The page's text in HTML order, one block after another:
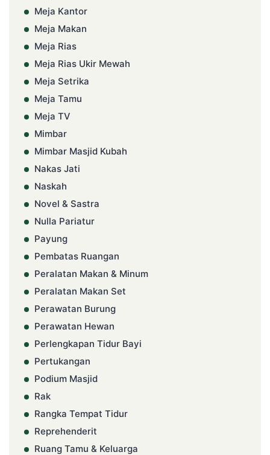
Meja Kantor
Meja Makan
Meja Rias
Meja Rias Ukir Mewah
Meja Setrika
Meja Tamu
Meja TV
Mimbar
Mimbar Masjid Kubah
Nakas Jati
Naskah
Novel & Sastra
Nulla Pariatur
Payung
Pembatas Ruangan
Peralatan Makan & Minum
Peralatan Makan Set
Perawatan Burung
Perawatan Hewan
Perlengkapan Tidur Bayi
Pertukangan
Podium Masjid
Rak
Rangka Tempat Tidur
Reprehenderit
Ruang Tamu & Keluarga